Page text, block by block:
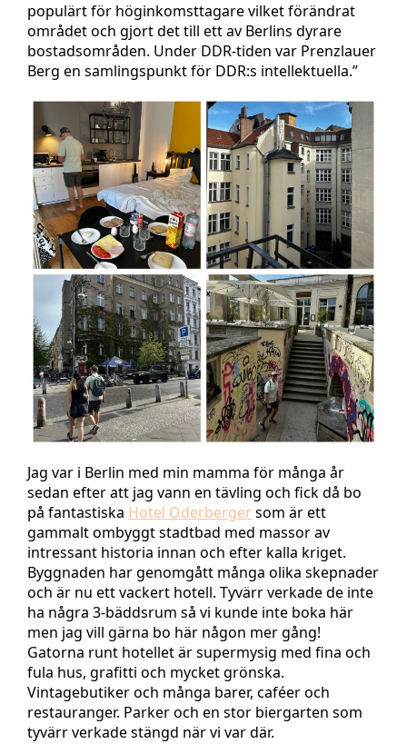
populärt för höginkomsttagare vilket förändrat
området och gjort det till ett av Berlins dyrare
bostadsområden. Under DDR-tiden var Prenzlauer
Berg en samlingspunkt för DDR:s intellektuella.”
Jag var i Berlin med min mamma för många år
sedan efter att jag vann en tävling och fick då bo
på fantastiska Hotel Oderbergersom är ett
gammalt ombyggt stadtbad med massor av
intressant historia innan och efter kalla kriget.
Byggnaden har genomgått många olika skepnader
och är nu ett vackert hotell. Tyvärr verkade de inte
ha några 3-bäddsrum så vi kunde inte boka här
men jag vill gärna bo här någon mer gång!
Gatorna runt hotellet är supermysig med fina och
fula hus, grafitti och mycket grönska.
Vintagebutiker och många barer, caféer och
restauranger. Parker och en stor biergarten som
tyvärr verkade stängd när vi var där.